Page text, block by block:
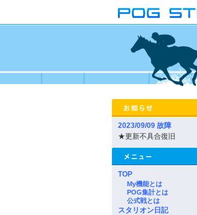
2023/09/09 故障
★更新不具合復旧
TOP
My機能とは
POG集計とは
公式戦とは
スタリオン日記